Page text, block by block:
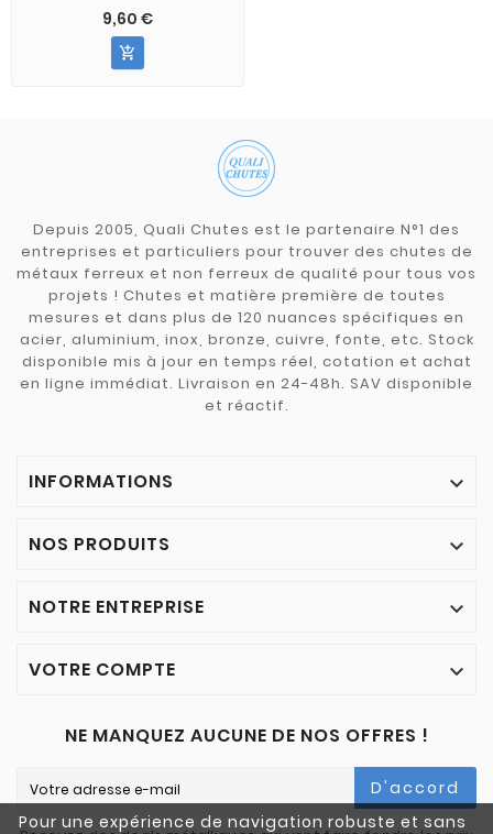
Pour une expérience de navigation robuste et sans
9,60 €

Depuis 2005, Quali Chutes est le partenaire N°1 des
entreprises et particuliers pour trouver des chutes de
métaux ferreux et non ferreux de qualité pour tous vos
projets ! Chutes et matière première de toutes
mesures et dans plus de 120 nuances spécifiques en
acier, aluminium, inox, bronze, cuivre, fonte, etc. Stock
disponible mis à jour en temps réel, cotation et achat
en ligne immédiat. Livraison en 24-48h. SAV disponible
et réactif.
INFORMATIONS 
NOS PRODUITS 
NOTRE ENTREPRISE 
VOTRE COMPTE 
NE MANQUEZ AUCUNE DE NOS OFFRES !
D'accord